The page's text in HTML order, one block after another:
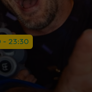
- 23:30